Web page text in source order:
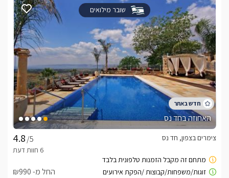
שובר מילואים
האחוזה בחד נס
/5
צימרים בצפון, חד נס
החל מ- ₪990